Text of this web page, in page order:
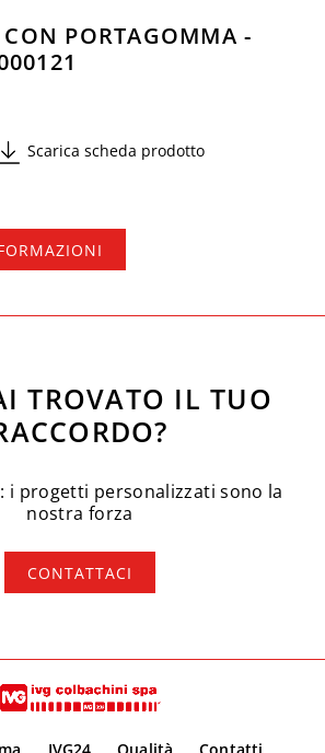
PORTAGOMMA -
Scarica scheda prodotto
TROVATO IL TUO
i progetti personalizzati sono la
nostra forza
CONTATTACI
IVG24 Qualità Contatti